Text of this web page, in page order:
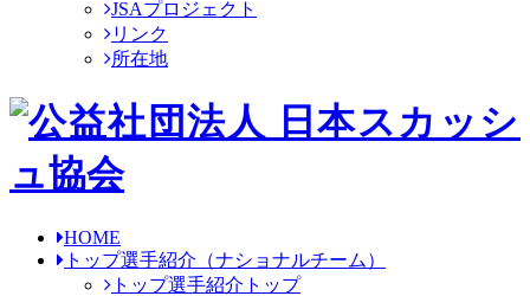
JSAプロジェクト
リンク
所在地
HOME
トップ選手紹介 （ナショナルチーム）
トップ選手紹介トップ